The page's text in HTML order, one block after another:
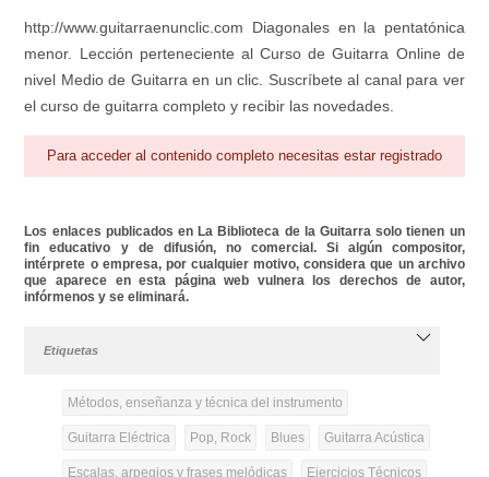
Área personal Reproductor
http://www.guitarraenunclic.com Diagonales en la pentatónica
menor. Lección perteneciente al Curso de Guitarra Online de
nivel Medio de Guitarra en un clic. Suscríbete al canal para ver
el curso de guitarra completo y recibir las novedades.
Para acceder al contenido completo necesitas estar registrado
Los enlaces publicados en La Biblioteca de la Guitarra solo tienen un
fin educativo y de difusión, no comercial. Si algún compositor,
intérprete o empresa, por cualquier motivo, considera que un archivo
que aparece en esta página web vulnera los derechos de autor,
infórmenos y se eliminará.
Etiquetas
Métodos, enseñanza y técnica del instrumento
Guitarra Eléctrica Pop, Rock Blues Guitarra Acústica
Escalas, arpegios y frases melódicas Ejercicios Técnicos